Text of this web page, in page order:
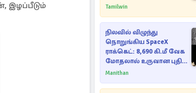
இழப்பீடும்
Tamilwin
நிலவில் விழுந்து
நொறுங்கிய SpaceX
ராக்கெட்: 8,690 கி.மீ வேக
மோதலால் உருவான புதிய
பள்ளம்!
Manithan